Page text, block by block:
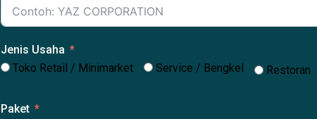
Jenis Usaha
Toko Retail / Minimarket
Service / Bengkel Restoran
Paket